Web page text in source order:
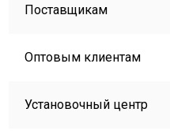
Поставщикам
Оптовым клиентам
Установочный центр